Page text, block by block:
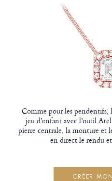
Comme pour les pendentifs,
jeu d’enfant avec l’outil
pierre centrale, la monture et
en direct le rendu
CRÉER